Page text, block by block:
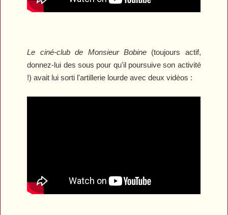
Le ciné-club de Monsieur Bobine(toujours actif,
donnez-lui des sous pour qu'il poursuive son activité
!) avait lui sorti l'artillerie lourde avec deux vidéos :